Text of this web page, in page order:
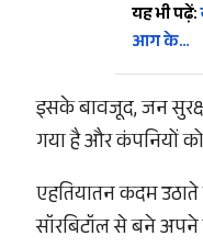
यह भी पढ़ें:
आग के…
इसके बावजूद, जन
गया है और कंपनियों
एहतियातन कदम
सॉरबिटॉल से बने अपने